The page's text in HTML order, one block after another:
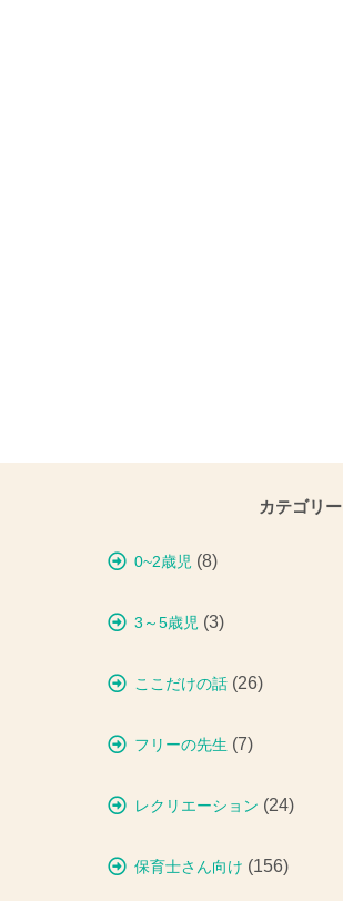
カテゴリー
0~2歳児 (8)
3～5歳児 (3)
ここだけの話 (26)
フリーの先生 (7)
レクリエーション (24)
保育士さん向け (156)